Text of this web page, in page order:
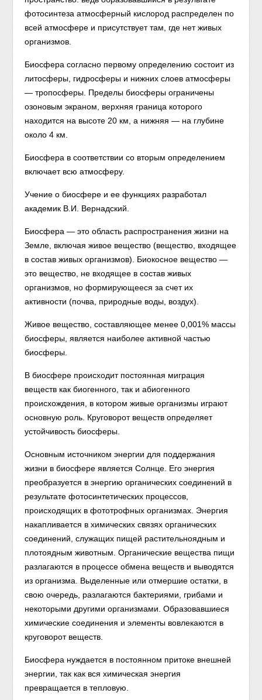
фотосинтеза атмосферный кислород распределен по
всей атмосфере и присутствует там, где нет живых
организмов.
Биосфера согласно первому определению состоит из
литосферы, гидросферы и нижних слоев атмосферы
— тропосферы. Пределы биосферы ограничены
озоновым экраном, верхняя граница которого
находится на высоте 20 км, а нижняя — на глубине
около 4 км.
Биосфера в соответствии со вторым определением
включает всю атмосферу.
Учение о биосфере и ее функциях разработал
академик В.И. Вернадский.
Биосфера — это область распространения жизни на
Земле, включая живое вещество (вещество, входящее
в состав живых организмов). Биокосное вещество —
это вещество, не входящее в состав живых
организмов, но формирующееся за счет их
активности (почва, природные воды, воздух).
Живое вещество, составляющее менее 0,001% массы
биосферы, является наиболее активной частью
биосферы.
В биосфере происходит постоянная миграция
веществ как биогенного, так и абиогенного
происхождения, в котором живые организмы играют
основную роль. Круговорот веществ определяет
устойчивость биосферы.
Основным источником энергии для поддержания
жизни в биосфере является Солнце. Его энергия
преобразуется в энергию органических соединений в
результате фотосинтетических процессов,
происходящих в фототрофных организмах. Энергия
накапливается в химических связях органических
соединений, служащих пищей растительноядным и
плотоядным животным. Органические вещества пищи
разлагаются в процессе обмена веществ и выводятся
из организма. Выделенные или отмершие остатки, в
свою очередь, разлагаются бактериями, грибами и
некоторыми другими организмами. Образовавшиеся
химические соединения и элементы вовлекаются в
круговорот веществ.
Биосфера нуждается в постоянном притоке внешней
энергии, так как вся химическая энергия
превращается в тепловую.